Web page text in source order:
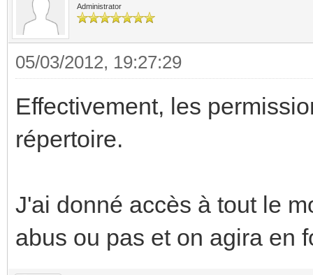
Administrator
05/03/2012, 19:27:29
Effectivement, les
répertoire.
J'ai donné accès à tout le
abus ou pas et on agira en